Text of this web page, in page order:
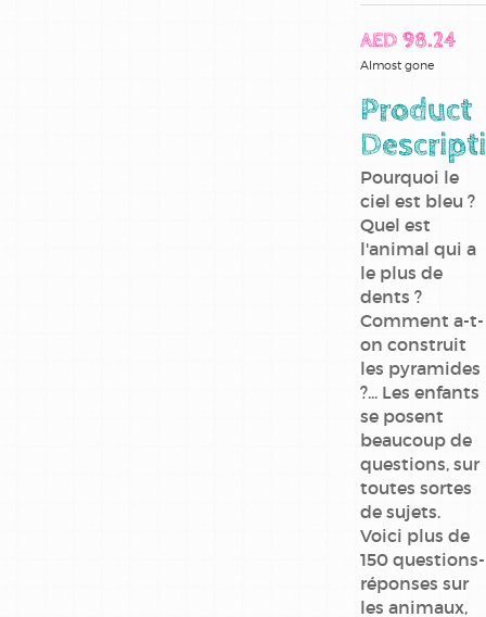
AED 98.24
Almost gone
Product
Pourquoi le
ciel est bleu ?
Quel est
l'animal qui a
le plus de
dents ?
Comment a-t-
on construit
les pyramides
?... Les enfants
se posent
beaucoup de
questions, sur
toutes sortes
de sujets.
Voici plus de
150 questions-
réponses sur
les animaux,